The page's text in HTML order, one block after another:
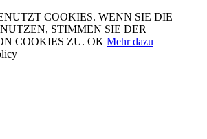
COOKIES. WENN SIE DIE
STIMMEN SIE DER
COOKIES ZU. OK Mehr dazu